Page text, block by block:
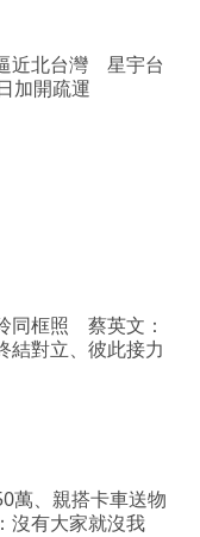
近北台灣 星宇台
加開疏運
同框照 蔡英文：
結對立、彼此接力
萬、親搭卡車送物
有大家就沒我